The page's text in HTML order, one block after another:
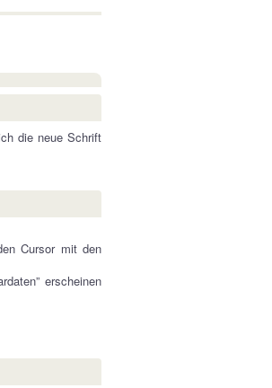
die neue Schrift
Cursor mit den
erscheinen